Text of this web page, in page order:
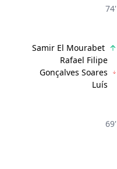
74'
Samir El Mourabet
Rafael Filipe
Gonçalves Soares
Luís
69'